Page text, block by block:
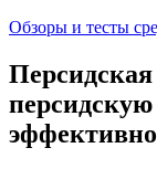
Рубрики
Обзоры и тесты